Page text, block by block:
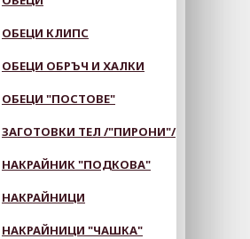
ОБЕЦИ КЛИПС
ОБЕЦИ ОБРЪЧ И ХАЛКИ
ОБЕЦИ "ПОСТОВЕ"
ЗАГОТОВКИ ТЕЛ /"ПИРОНИ"/
НАКРАЙНИК "ПОДКОВА"
НАКРАЙНИЦИ
НАКРАЙНИЦИ "ЧАШКА"